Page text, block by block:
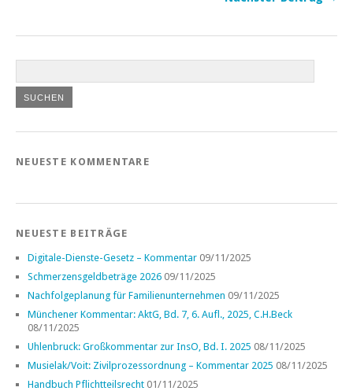
NEUESTE KOMMENTARE
NEUESTE BEITRÄGE
Digitale-Dienste-Gesetz – Kommentar 09/11/2025
Schmerzensgeldbeträge 2026 09/11/2025
Nachfolgeplanung für Familienunternehmen 09/11/2025
Münchener Kommentar: AktG, Bd. 7, 6. Aufl., 2025, C.H.Beck
08/11/2025
Uhlenbruck: Großkommentar zur InsO, Bd. I. 2025 08/11/2025
Musielak/Voit: Zivilprozessordnung – Kommentar 2025 08/11/2025
Handbuch Pflichtteilsrecht 01/11/2025